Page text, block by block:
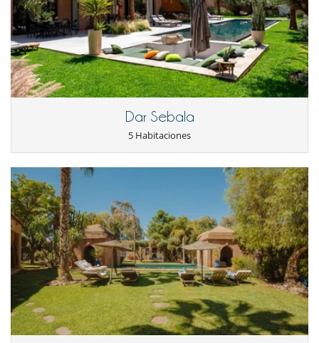
Dar Sebala
5 Habitaciones